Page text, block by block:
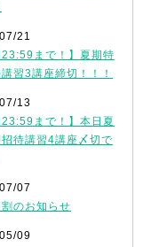
21
23:59まで！】夏期特
習3講座締切！！！
13
23:59まで！】本日夏
待講習4講座〆切で
07
のお知らせ
09